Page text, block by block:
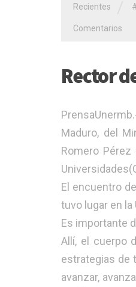
Recientes
Comentarios
Rector
Maduro, del
Romero
El encuentro
tuvo lugar en la
Es importante
Allí, el cuerpo
estrategias de
avanzar,